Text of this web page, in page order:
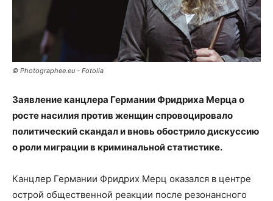
© Photographee.eu - Fotolia
Заявление канцлера Германии Фридриха Мерца о
росте насилия против женщин спровоцировало
политический скандал и вновь обострило дискуссию
о роли миграции в криминальной статистике.
Канцлер Германии Фридрих Мерц оказался в центре
острой общественной реакции после резонансного